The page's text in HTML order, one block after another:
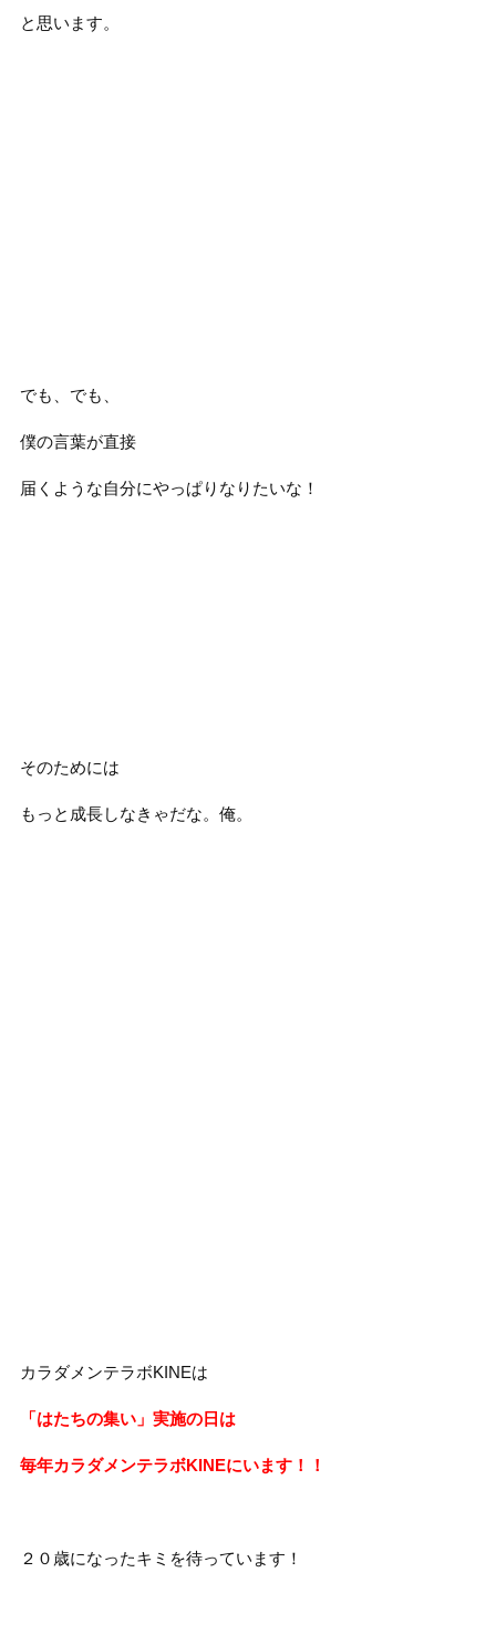
と思います。
でも、でも、
僕の言葉が直接
届くような自分にやっぱりなりたいな！
そのためには
もっと成長しなきゃだな。俺。
カラダメンテラボKINEは
「はたちの集い」実施の日は
毎年カラダメンテラボKINEにいます！！
２０歳になったキミを待っています！